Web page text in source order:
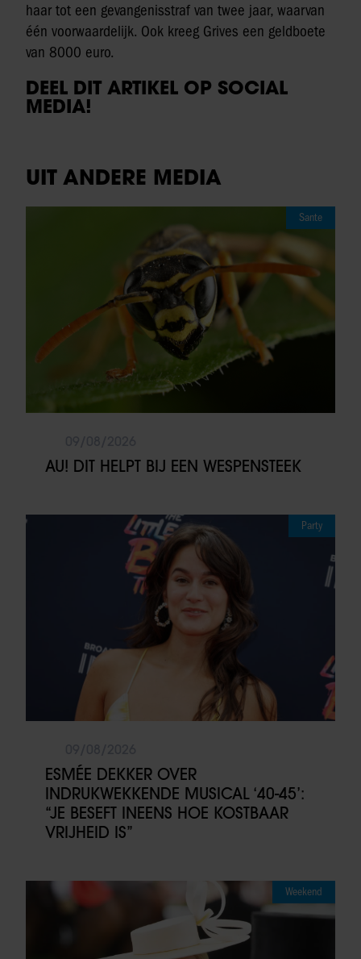
haar tot een gevangenisstraf van twee jaar, waarvan
één voorwaardelijk. Ook kreeg Grives een geldboete
van 8000 euro.
DEEL DIT ARTIKEL OP SOCIAL
MEDIA!
UIT ANDERE MEDIA
Sante
AU! DIT HELPT BIJ EEN WESPENSTEEK
Party
ESMÉE DEKKER OVER
INDRUKWEKKENDE MUSICAL ‘40-45’:
“JE BESEFT INEENS HOE KOSTBAAR
VRIJHEID IS”
Weekend